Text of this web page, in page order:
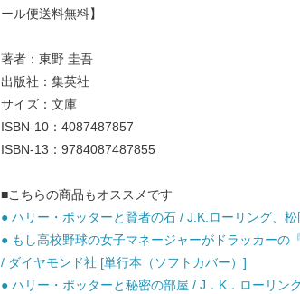
ール便送料無料】
著者：東野 圭吾
出版社：集英社
サイズ：文庫
ISBN-10：4087487857
ISBN-13：9784087487855
■こちらの商品もオススメです
● ハリー・ポッターと賢者の石 / J.K.ローリング、
● もし高校野球の女子マネージャーがドラッカーの
/ ダイヤモンド社 [単行本（ソフトカバー）]
● ハリー・ポッターと秘密の部屋 / J．K．ローリン